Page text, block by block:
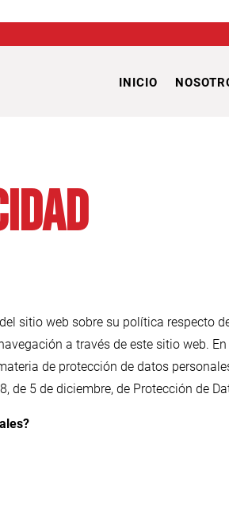
INICIO
sitio web sobre su política respecto
a través de este sitio web.
de protección de datos
de 5 de diciembre, de Protección de